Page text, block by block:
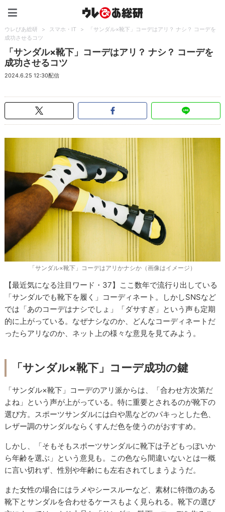
ウレぴあ総研 > スマホ・IT >
「サンダル×靴下」コーデはアリ？ ナシ？ コーデを
成功させるコツ
「サンダル×靴下」コーデはアリ？ ナシ？ コーデを
成功させるコツ
2024.6.25 12:30配信
「サンダル×靴下」コーデはアリかナシか（画像はイメージ）
【最近気になる注目ワード・37】ここ数年で流行り出している
「サンダルでも靴下を履く」コーディネート。しかしSNSなど
では「あのコーデはナシでしょ」「ダサすぎ」という声も定期
的に上がっている。なぜナシなのか、どんなコーディネートだ
ったらアリなのか、ネット上の様々な意見を見てみよう。
「サンダル×靴下」コーデ成功の鍵
「サンダル×靴下」コーデのアリ派からは、「合わせ方次第だ
よね」という声が上がっている。特に重要とされるのが靴下の
選び方。スポーツサンダルには白や黒などのパキっとした色、
レザー調のサンダルならくすんだ色を使うのがおすすめ。
しかし、「そもそもスポーツサンダルに靴下は子どもっぽいか
ら年齢を選ぶ」という意見も。この色なら間違いないとは一概
に言い切れず、性別や年齢にも左右されてしまうようだ。
また女性の場合にはラメやシースルーなど、素材に特徴のある
靴下とサンダルを合わせるケースもよく見られる。靴下の選び